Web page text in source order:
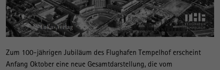
Zum 100-jährigen Jubiläum des Flughafen Tempelhof erscheint
Anfang Oktober eine neue Gesamtdarstellung, die vom